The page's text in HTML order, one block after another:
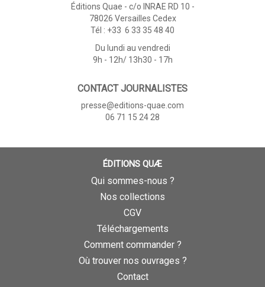
Éditions Quae - c/o INRAE RD 10 -
78026 Versailles Cedex
Tél : +33 6 33 35 48 40
Du lundi au vendredi
9h - 12h/ 13h30 - 17h
CONTACT JOURNALISTES
presse@editions-quae.com
06 71 15 24 28
ÉDITIONS QUÆ
Qui sommes-nous ?
Nos collections
CGV
Téléchargements
Comment commander ?
Où trouver nos ouvrages ?
Contact